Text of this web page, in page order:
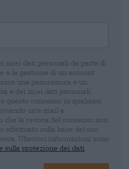
miei dati personali da parte di
e la gestione di un account
una panoramica e un
e dei miei dati personali.
questo consenso in qualsiasi
un'e-mail a
la revoca del consenso non
effettuato sulla base del suo
Ulteriori informazioni sono
sulla protezione dei dati